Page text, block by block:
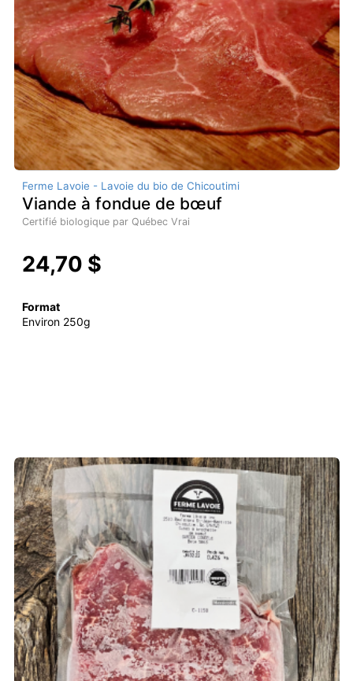
Ferme Lavoie - Lavoie du bio de Chicoutimi
Viande à fondue de bœuf
Certifié biologique par Québec Vrai
24,70 $
Format
Environ 250g